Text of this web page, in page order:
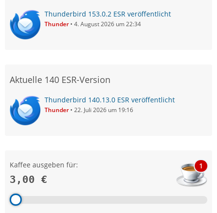
Thunderbird 153.0.2 ESR veröffentlicht
Thunder 4. August 2026 um 22:34
Aktuelle 140 ESR-Version
Thunderbird 140.13.0 ESR veröffentlicht
Thunder 22. Juli 2026 um 19:16
Kaffee ausgeben für:
3,00 €
1